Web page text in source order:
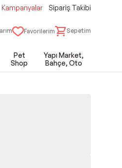
Kampanyalar Sipariş Takibi
Favorilerim Sepetim
Pet
Shop
Yapı Market,
Bahçe, Oto